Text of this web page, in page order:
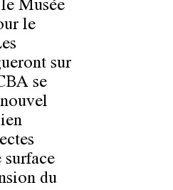
Musée
le
sur
se
du